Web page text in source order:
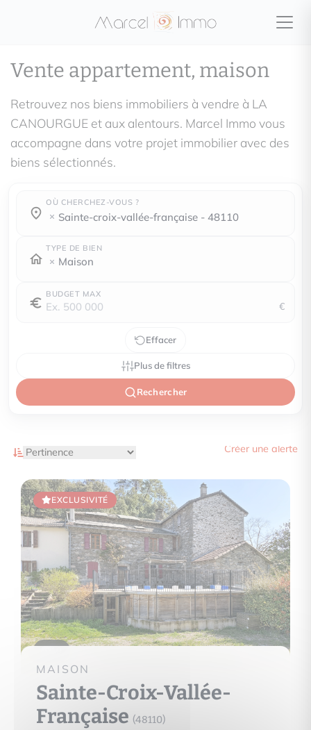
Vente appartement, maison
Retrouvez nos biens immobiliers à vendre à LA
CANOURGUE et aux alentours. Marcel Immo vous
accompagne dans votre projet immobilier avec des
biens sélectionnés.
OÙ CHERCHEZ-VOUS ?
Où cherchez-vous ?
sainte-croix-vallée-française - 48110
Où cherchez-vous ?
TYPE DE BIEN
Maison
BUDGET MAX
€
Effacer
Plus de filtres
Rechercher
Créer une alerte
EXCLUSIVITÉ
MAISON
Sainte-Croix-Vallée-
Française (48110)